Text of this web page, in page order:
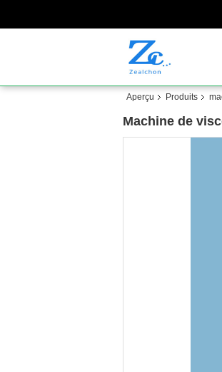
Aperçu Produits
Machine de